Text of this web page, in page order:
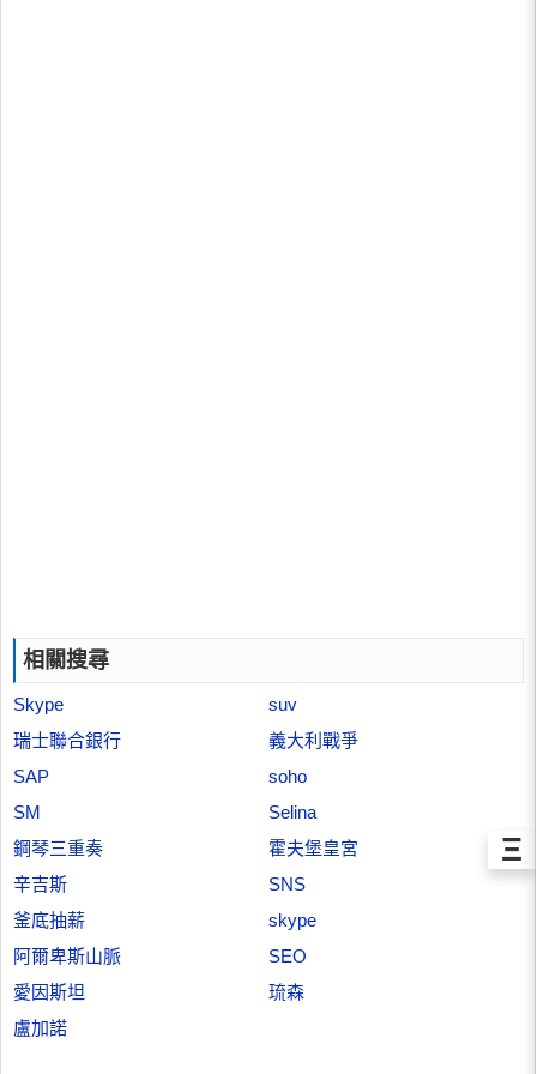
相關搜尋
Skype
suv
瑞士聯合銀行
義大利戰爭
SAP
soho
SM
Selina
鋼琴三重奏
霍夫堡皇宮
辛吉斯
SNS
釜底抽薪
skype
阿爾卑斯山脈
SEO
愛因斯坦
琉森
盧加諾
Ξ